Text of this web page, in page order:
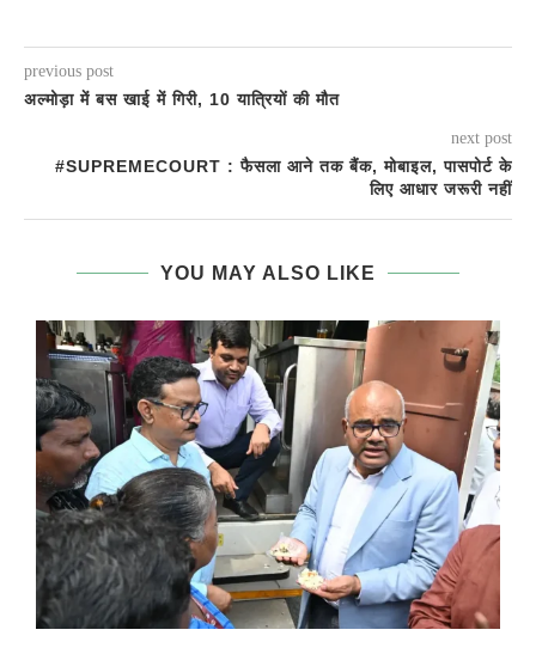
previous post
अल्‍मोड़ा में बस खाई में गिरी, 10 यात्रियों की मौत
next post
#SUPREMECOURT : फैसला आने तक बैंक, मोबाइल, पासपोर्ट के
लिए आधार जरूरी नहीं
YOU MAY ALSO LIKE